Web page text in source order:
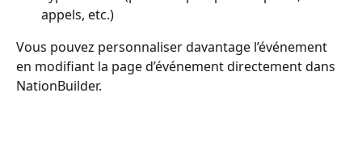
appels, etc.)
Vous pouvez personnaliser davantage l’événement
en modifiant la page d’événement directement dans
NationBuilder.